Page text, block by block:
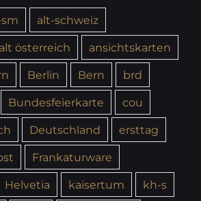
alt-schweiz
alt österreich
ansichtskarten
Berlin Bern
brd
Bundesfeierkarte
cou
Deutschland
ersttag
Frankaturware
Helvetia kaisertum
kh-s